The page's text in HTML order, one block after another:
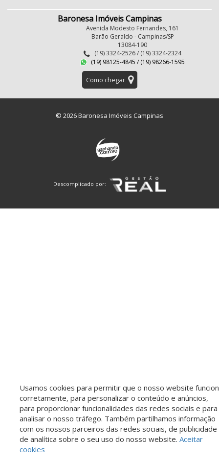
Saiba mais sobre este imóvel!
Baronesa Imóveis Campinas
Avenida Modesto Fernandes, 161
Barão Geraldo - Campinas/SP
13084-190
(19) 3324-2526 / (19) 3324-2324
(19) 98125-4845 / (19) 98266-1595
Como chegar
© 2026 Baronesa Imóveis Campinas
Descomplicado por:
Usamos cookies para permitir que o nosso website
corretamente, para personalizar o conteúdo e anúncios,
para proporcionar funcionalidades das redes sociais e para
analisar o nosso tráfego. Também partilhamos informação
com os nossos parceiros das redes sociais, de publicidade
de analítica sobre o seu uso do nosso website. Aceitar
cookies